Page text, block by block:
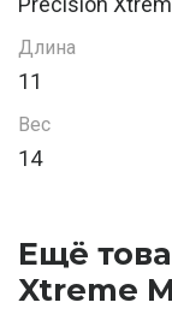
Длина
11
Вес
14
Ещё
Xtreme